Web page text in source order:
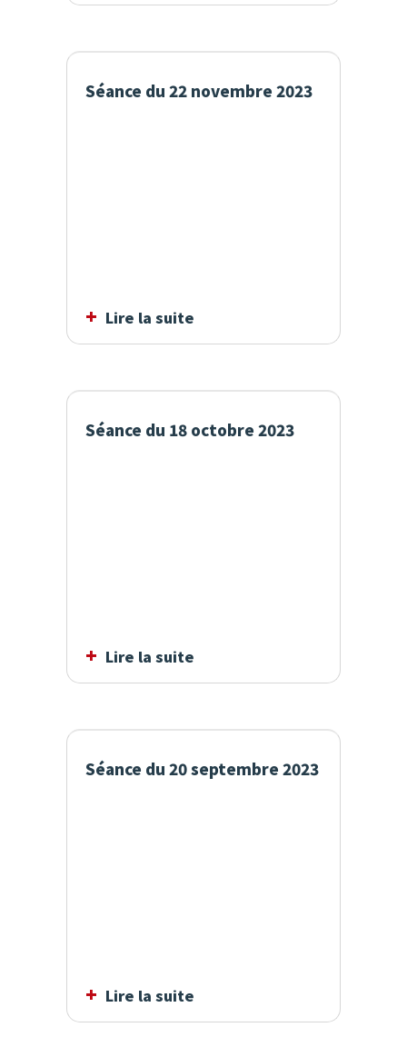
Séance du 22 novembre 2023
Lire la suite
Séance du 18 octobre 2023
Lire la suite
Séance du 20 septembre 2023
Lire la suite